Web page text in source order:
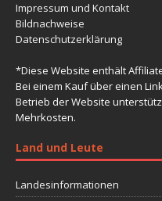
Impressum und Kontakt
Bildnachweise
Datenschutzerklärung
*Diese Website enthält
Bei einem Kauf über einen
Betrieb der Website
Mehrkosten.
Land und Leute
Landesinformationen